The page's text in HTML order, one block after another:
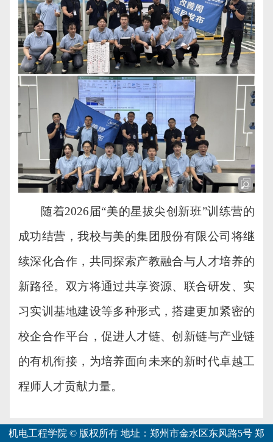
随着2026届“美的星拔尖创新班”训练营的
成功结营，我校与美的集团股份有限公司将继
续深化合作，共同探索产教融合与人才培养的
新路径。双方将通过共享资源、联合研发、实
习实训基地建设等多种形式，搭建更加紧密的
校企合作平台，促进人才链、创新链与产业链
的有机衔接，为培养面向未来的新时代卓越工
程师人才贡献力量。
机电工程学院 © 版权所有 地址：郑州市金水区东风路5号 郑